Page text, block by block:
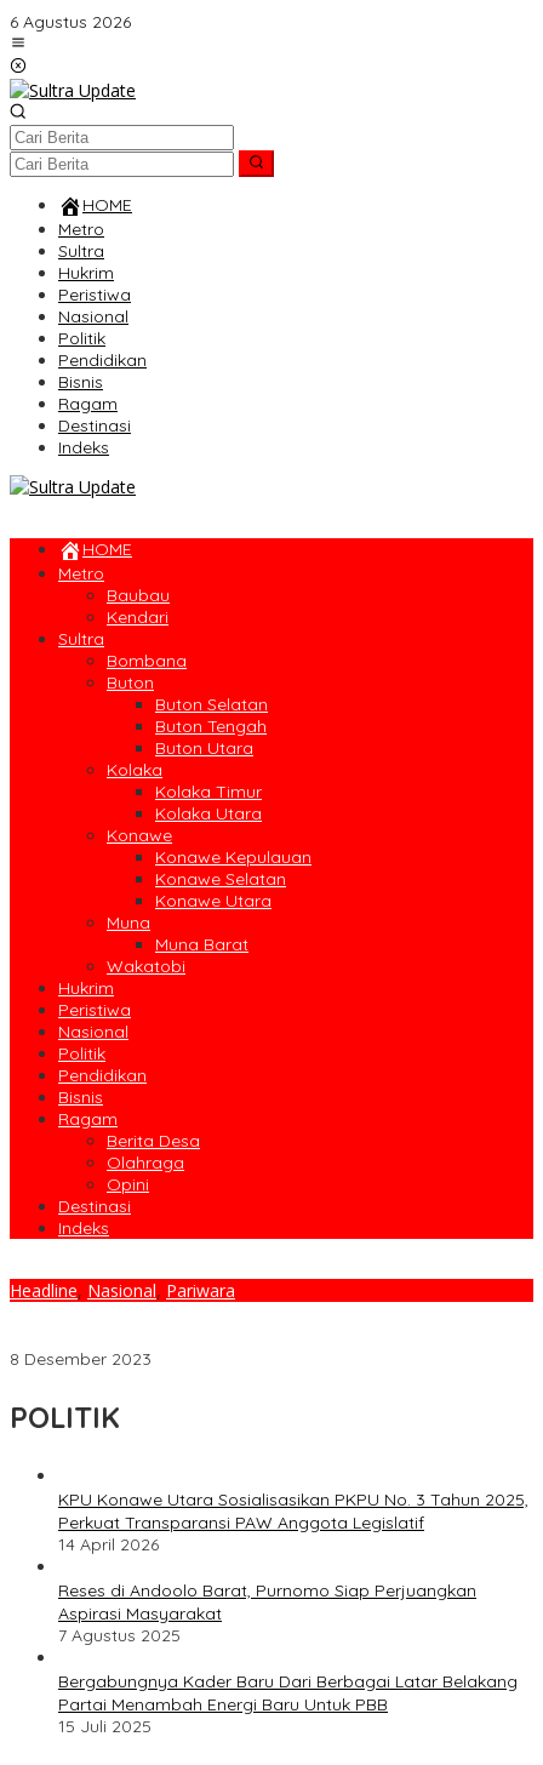
Lewati
ke
konten
6 Agustus 2026
HOME
Metro
Sultra
Hukrim
Peristiwa
Nasional
Politik
Pendidikan
Bisnis
Ragam
Destinasi
Indeks
HOME
Metro
Baubau
Kendari
Sultra
Bombana
Buton
Buton Selatan
Buton Tengah
Buton Utara
Kolaka
Kolaka Timur
Kolaka Utara
Konawe
Konawe Kepulauan
Konawe Selatan
Konawe Utara
Muna
Muna Barat
Wakatobi
Hukrim
Peristiwa
Nasional
Politik
Pendidikan
Bisnis
Ragam
Berita Desa
Olahraga
Opini
Destinasi
Indeks
Headline, Nasional, Pariwara
8 Desember 2023
POLITIK
KPU Konawe Utara Sosialisasikan PKPU No. 3 Tahun 2025,
Perkuat Transparansi PAW Anggota Legislatif
14 April 2026
Reses di Andoolo Barat, Purnomo Siap Perjuangkan
Aspirasi Masyarakat
7 Agustus 2025
Bergabungnya Kader Baru Dari Berbagai Latar Belakang
Partai Menambah Energi Baru Untuk PBB
15 Juli 2025